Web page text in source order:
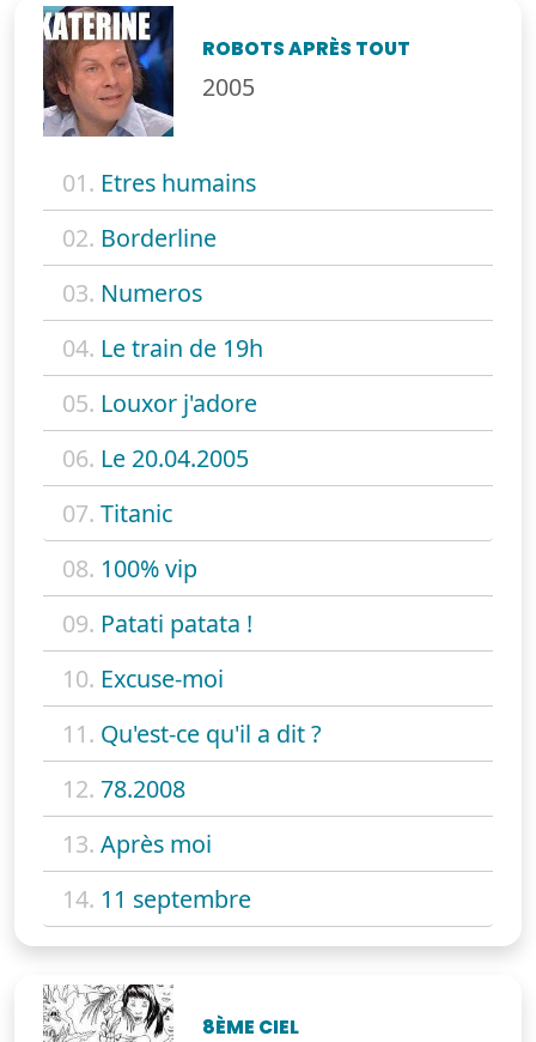
ROBOTS APRÈS TOUT
2005
01. Etres humains
02. Borderline
03. Numeros
04. Le train de 19h
05. Louxor j'adore
06. Le 20.04.2005
07. Titanic
08. 100% vip
09. Patati patata !
10. Excuse-moi
11. Qu'est-ce qu'il a dit ?
12. 78.2008
13. Après moi
14. 11 septembre
8ÈME CIEL